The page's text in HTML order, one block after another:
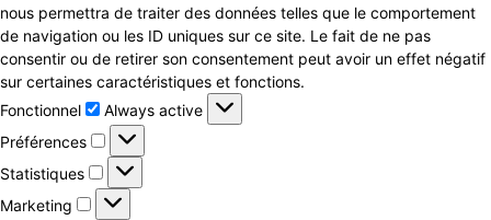
nous permettra de traiter des données telles que le comportement
de navigation ou les ID uniques sur ce site. Le fait de ne pas
consentir ou de retirer son consentement peut avoir un effet négatif
sur certaines caractéristiques et fonctions.
Fonctionnel
Fonctionnel
Always active
Préférences
Préférences
Statistiques
Statistiques
Marketing
Marketing